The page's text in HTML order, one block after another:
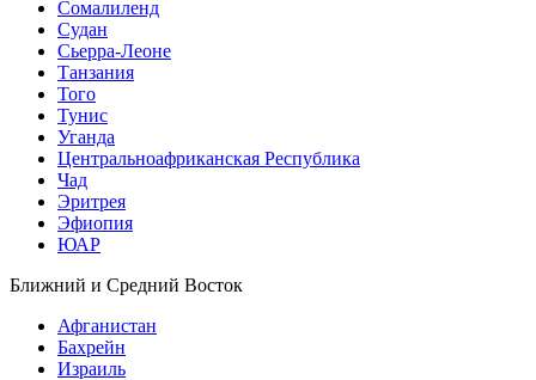
Сомалиленд
Судан
Сьерра-Леоне
Танзания
Того
Тунис
Уганда
Центральноафриканская Республика
Чад
Эритрея
Эфиопия
ЮАР
Ближний и Средний Восток
Афганистан
Бахрейн
Израиль